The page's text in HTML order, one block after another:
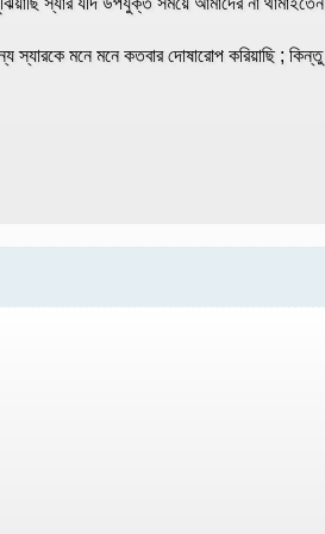
স্যারকে মনে মনে কতবার দোষারোপ করিয়াছি ; কিন্তু